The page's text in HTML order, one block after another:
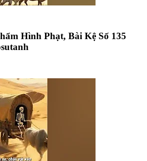
Hình Phạt, Bài Kệ Số 135